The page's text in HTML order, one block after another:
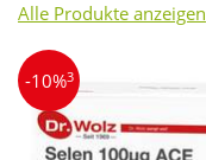
Alle Produkte anzeigen
-10%3